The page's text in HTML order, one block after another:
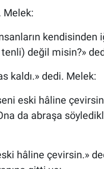
Melek:
değil misin?»
kaldı.» dedi. Melek:
eski hâline
da abraşa
hâline çevirsin.»